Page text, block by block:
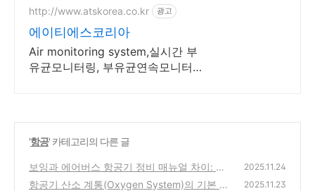
http://www.atskorea.co.kr 광고
에이티에스코리아
Air monitoring system,실시간 부
유균모니터링, 부유균연속모니터
'항공' 카테고리의 다른 글
보잉과 에어버스 항공기 정비 매뉴얼 차이: 전
공지식과 실무 적용 포인트
(0)
2025.11.24
항공기 산소 계통(Oxygen System)의 기본 개
2025.11.23